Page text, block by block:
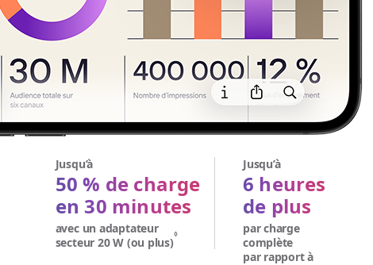
Jusqu’à
6 heures
de plus
par charge
complète
par rapport à
Jusqu’à
50 % de charge
en 30 minutes
avec un adaptateur
secteur 20 W (ou plus)
◊
Renvoi aux mentions légales.